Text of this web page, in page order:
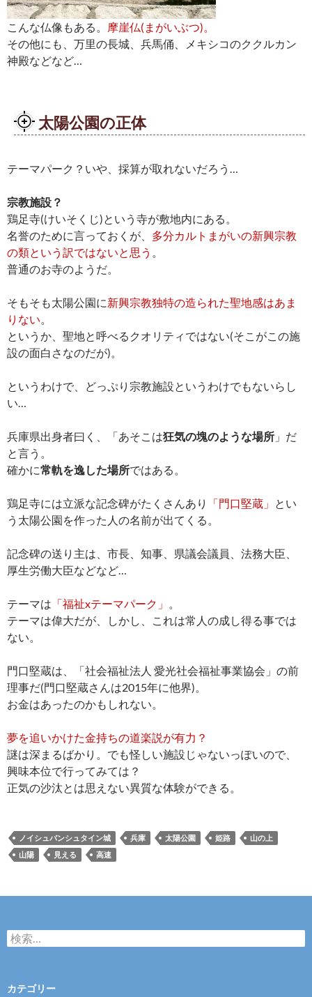
こんな仏像もある。
摩崖仏(まがいぶつ)。
その他にも、万里の長城、兵馬俑、メキシコのククルカン
神殿などなど…
太陽公園の正体
テーマパーク？いや、採算が取れないだろう…
宗教施設？
鶏足寺(けいそくじ)という寺が敷地内にある。
名誉のために言っておくが、 多分カルトまがいの新興宗教
の類という訳ではないと思う 。
普通のお寺のようだ。
そもそも太陽公園に新興宗教独特の造られた聖地感はあま
りない。
というか、聖地と呼べるクオリティではない(そこがこの施
設の面白さなのだが)。
というわけで、どっぷり宗教施設というわけでもないらし
い…
兵庫県出身者曰く、「あそこは狂気の塊のような場所 」だ
と言う。
確かに常軌を逸した場所ではある。
鶏足寺には立派な記念碑がたくさんあり 「門口堅蔵」 とい
う太陽公園を作った人の名前が出てくる。
記念碑の送り主は、市長、知事、県議会議員、法務大臣、
厚生労働大臣などなど…
テーマは 「福祉xテーマパーク」 。
テーマは偉大だが、しかし、これは常人の成し得る事では
ない。
門口堅蔵は、「社会福祉法人 愛光社会福祉事業協会」の前
理事だ(門口堅蔵さんは2015年に他界)。
お金はあったのかもしれない。
夢を追いかけた金持ちの道楽説が有力？
謎は深まるばかり。でも怪しい施設じゃないっぽいので、
興味本位で行ってみては？
正気の沙汰とは思えない異質な体験ができる。
ノイシュバンシュタイン城 兵庫 太陽公園 姫路
山の上
山陽
見える 高速
検
索
カテゴリー